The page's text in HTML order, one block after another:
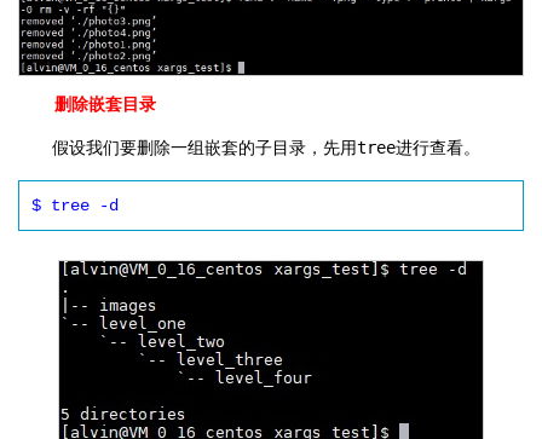
删除嵌套目录
假设我们要删除一组嵌套的子目录，先用tree进行查看。
$ tree -d